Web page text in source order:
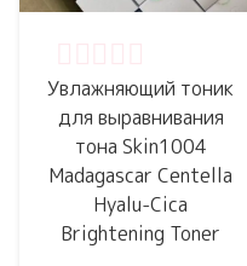
Увлажняющий тоник
для выравнивания
тона Skin1004
Madagascar Centella
Hyalu-Cica
Brightening Toner